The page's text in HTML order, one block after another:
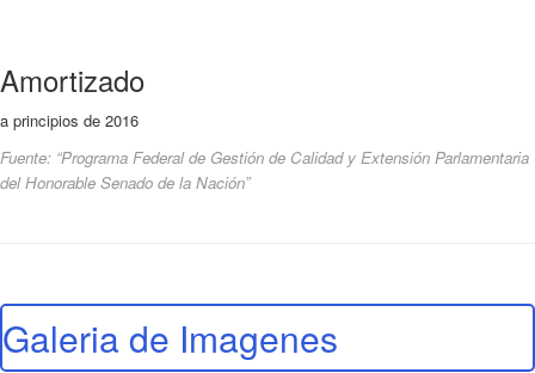
Amortizado
a principios de 2016
Fuente: “Programa Federal de Gestión de Calidad y Extensión Parlamentaria
del Honorable Senado de la Nación”
Galeria de Imagenes